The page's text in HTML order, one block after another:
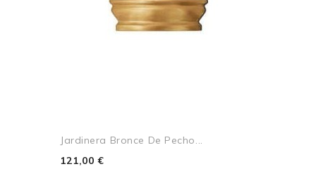
Jardinera Bronce De Pecho...
121,00 €